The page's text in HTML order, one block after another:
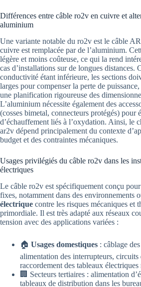
Différences entre câble ro2v en cuivre et
aluminium
Une variante notable du ro2v est le câble
cuivre est remplacée par de l’aluminium.
légère et moins coûteuse, ce qui la rend
cas d’installations sur de longues distances.
conductivité étant inférieure, les sections
larges pour compenser la perte de
une planification rigoureuse des
L’aluminium nécessite également des
(cosses bimetal, connecteurs protégés) pour
d’échauffement liés à l’oxydation. Ainsi, le
ar2v dépend principalement du contexte
budget et des contraintes mécaniques.
Usages privilégiés du câble ro2v dans les
électriques
Le câble ro2v est spécifiquement conçu
fixes, notamment dans des environnements
électrique contre les risques mécaniques et
primordiale. Il est très adapté aux réseaux
tension avec des applications variées :
🏠 Usages domestiques : câblage
alimentation des interrupteurs, circuits
raccordement des tableaux électriques
🏢 Secteurs tertiaires : alimentation
tableaux de distribution dans les